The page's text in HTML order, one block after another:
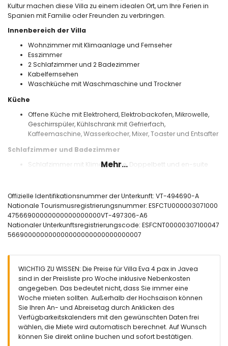
Kultur machen diese Villa zu einem idealen Ort, um Ihre Ferien in
Spanien mit Familie oder Freunden zu verbringen.
Innenbereich der Villa
Wohnzimmer mit Klimaanlage und Fernseher
Esszimmer
2 Schlafzimmer und 2 Badezimmer
Kabelfernsehen
Waschküche mit Waschmaschine und Trockner
Küche
Offene Küche mit Elektroherd, Elektrobackofen, Mikrowelle,
Geschirrspüler, Kühlschrank mit Gefrierfach,
Kaffeemaschine, Wasserkocher, Mixer, Toaster und Entsafter
Schlafzimmer und Badezimmer
Schlafzimmer mit Klimaanlage, Doppelbett und en-suite
190 x 90 cm)
En-suite Badezimmer mit Einzelwaschbecken, Dusche und
Toilette
Badezimmer mit Einzelwaschbecken, Dusche und Toilette
Außenbereich der Villa
Großes und umzäuntes Grundstück
Garten mit Kies, Bäumen und Gartenmöbeln mit
Sonnenliegen
2 Terrassen, eine davon überdacht
Außendusche
Sitzbereich im Freien und Essbereich im Freien
Privater Parkplatz
Weitere Informationen
Mehr...
Offizielle Identifikationsnummer der Unterkunft: VT-494690-A
Nationale Tourismusregistrierungsnummer: ESFCTU000003071000
47566900000000000000000VT-497306-A6
Nationaler Unterkunftsregistrierungscode: ESFCNT00000307100047
566900000000000000000000000000007
WICHTIG ZU WISSEN: Die Preise für Villa Eva 4 pax in Javea
sind in der Preisliste pro Woche inklusive Nebenkosten
angegeben. Das bedeutet nicht, dass Sie immer eine
Woche mieten sollten. Außerhalb der Hochsaison können
Sie Ihren An- und Abreisetag durch Anklicken des
Verfügbarkeitskalenders mit den gewünschten Daten frei
wählen, die Miete wird automatisch berechnet. Auf Wunsch
können Sie direkt online buchen und sofort bestätigen.